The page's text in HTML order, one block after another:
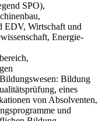
SPO),
EDV, Wirtschaft und
Energie-
Bildung
eines
von Absolventen,
und